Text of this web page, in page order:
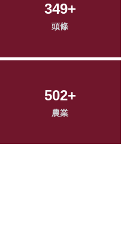
349+
頭條
502+
農業